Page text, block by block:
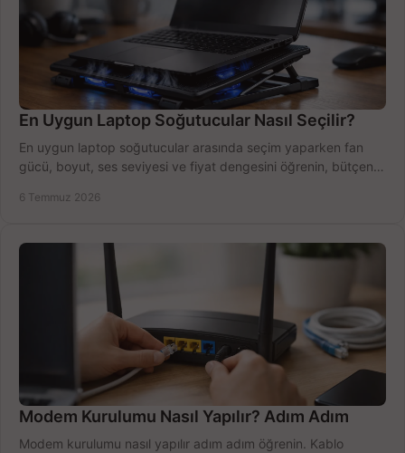
En Uygun Laptop Soğutucular Nasıl Seçilir?
En uygun laptop soğutucular arasında seçim yaparken fan
gücü, boyut, ses seviyesi ve fiyat dengesini öğrenin, bütçenizi
6 Temmuz 2026
Modem Kurulumu Nasıl Yapılır? Adım Adım
Modem kurulumu nasıl yapılır adım adım öğrenin. Kablo